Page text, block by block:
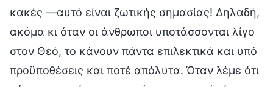
κακές —αυτό είναι ζωτικής σημασίας! Δηλαδή,
ακόμα κι όταν οι άνθρωποι υποτάσσονται λίγο
στον Θεό, το κάνουν πάντα επιλεκτικά και υπό
προϋποθέσεις και ποτέ απόλυτα. Όταν λέμε ότι